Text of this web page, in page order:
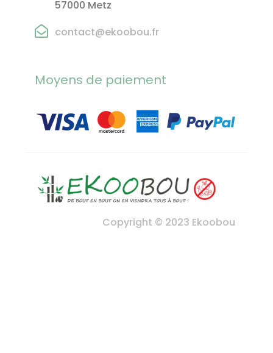
57000 Metz
contact@ekoobou.fr
Moyens de paiement
Copyright © 2023 Ekoobou